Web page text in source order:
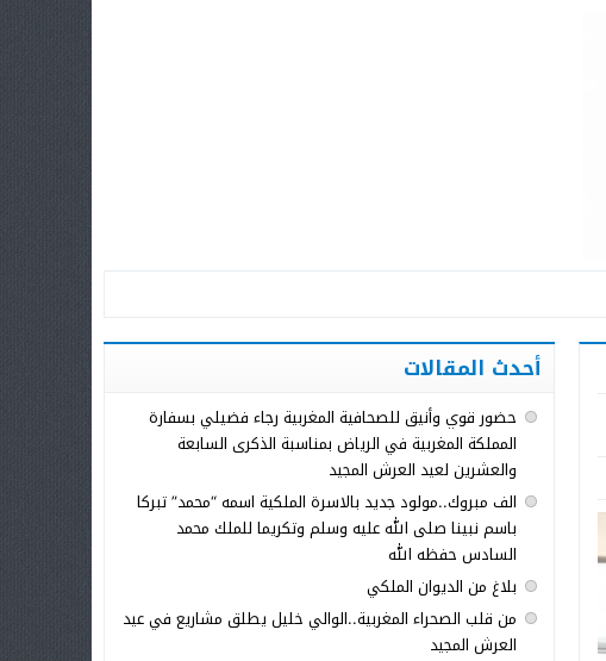
أحدث المقالات
حضور قوي وأنيق للصحافية المغربية رجاء فضيلي بسفارة
المملكة المغربية في الرياض بمناسبة الذكرى السابعة
والعشرين لعيد العرش المجيد
الف مبروك..مولود جديد بالاسرة الملكية اسمه “محمد” تبركا
باسم نبينا صلى الله عليه وسلم وتكريما للملك محمد
السادس حفظه الله
بلاغ من الديوان الملكي
من قلب الصحراء المغربية..الوالي خليل يطلق مشاريع في عيد
العرش المجيد